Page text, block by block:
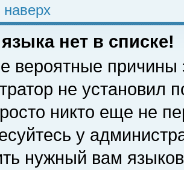
наверх
нет в списке!
вероятные причины
не установил
никто еще не
у
нужный вам